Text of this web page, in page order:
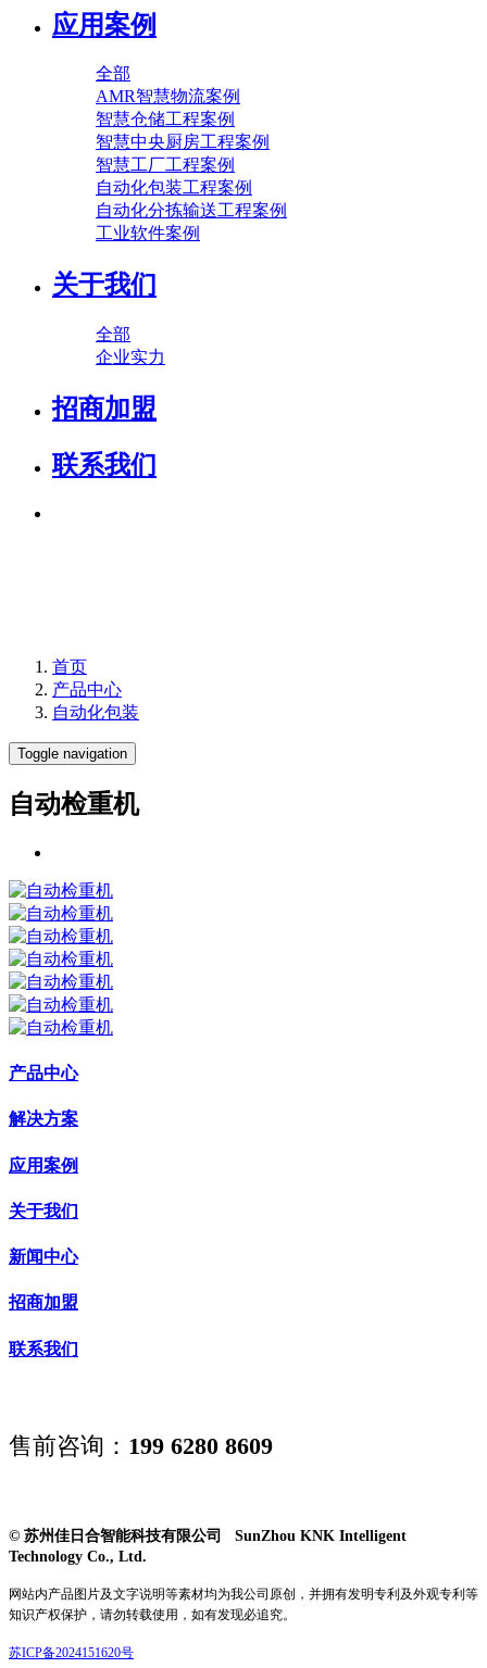
应用案例
全部
AMR智慧物流案例
智慧仓储工程案例
智慧中央厨房工程案例
智慧工厂工程案例
自动化包装工程案例
自动化分拣输送工程案例
工业软件案例
关于我们
全部
企业实力
招商加盟
联系我们
首页
产品中心
自动化包装
Toggle navigation
自动检重机
产品中心
解决方案
应用案例
关于我们
新闻中心
招商加盟
联系我们
售前咨询： 199 6280 8609
© 苏州佳日合智能科技有限公司 SunZhou KNK Intelligent
Technology Co., Ltd.
网站内产品图片及文字说明等素材均为我公司原创，并拥有发明专利及外观专利等
知识产权保护，请勿转载使用，如有发现必追究。
苏ICP备2024151620号